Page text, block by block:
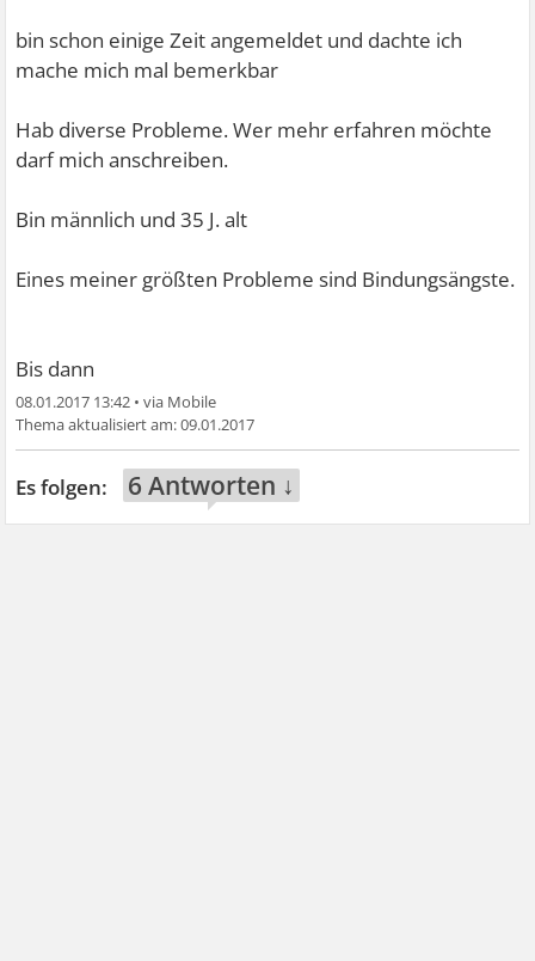
bin schon einige Zeit angemeldet und dachte ich
mache mich mal bemerkbar
Hab diverse Probleme. Wer mehr erfahren möchte
darf mich anschreiben.
Bin männlich und 35 J. alt
Eines meiner größten Probleme sind Bindungsängste.
Bis dann
08.01.2017 13:42 •
09.01.2017
6 Antworten ↓